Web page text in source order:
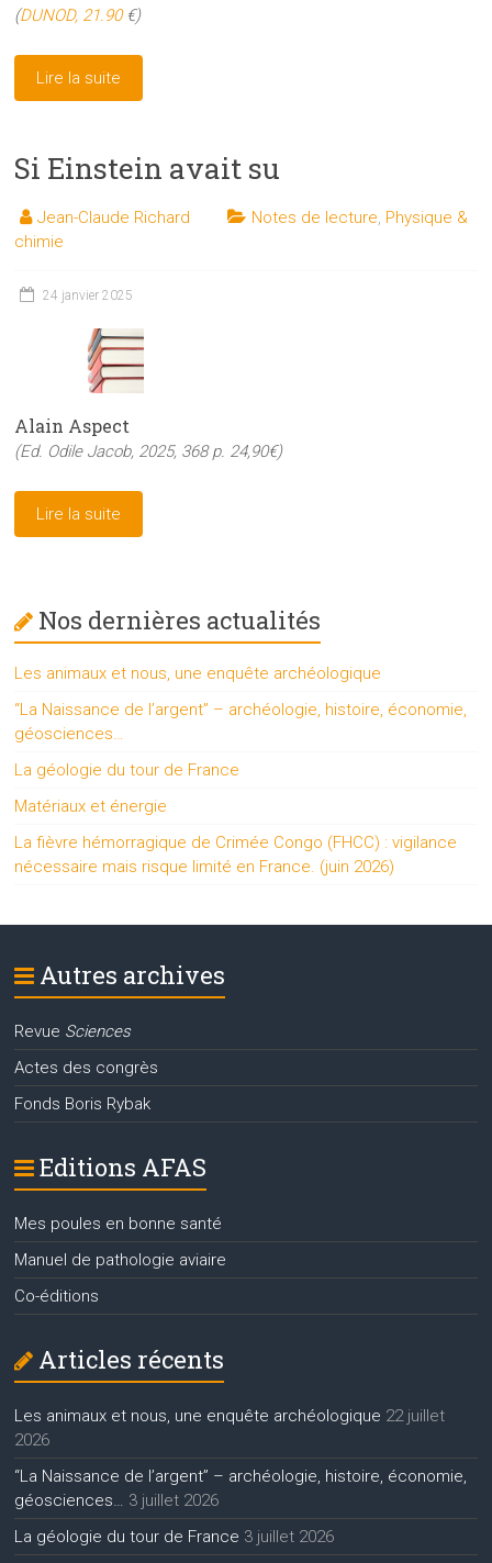
(DUNOD, 21.90€)
Lire la suite
Si Einstein avait su
Jean-Claude Richard Notes de lecture, Physique &
chimie
24 janvier 2025
Alain Aspect
(Ed. Odile Jacob, 2025, 368 p. 24,90€)
Lire la suite
Nos dernières actualités
Les animaux et nous, une enquête archéologique
“La Naissance de l’argent” – archéologie, histoire, économie,
géosciences…
La géologie du tour de France
Matériaux et énergie
La fièvre hémorragique de Crimée Congo (FHCC) : vigilance
nécessaire mais risque limité en France. (juin 2026)
Autres archives
Revue Sciences
Actes des congrès
Fonds Boris Rybak
Editions AFAS
Mes poules en bonne santé
Manuel de pathologie aviaire
Co-éditions
Articles récents
Les animaux et nous, une enquête archéologique 22 juillet
2026
“La Naissance de l’argent” – archéologie, histoire, économie,
géosciences… 3 juillet 2026
La géologie du tour de France 3 juillet 2026